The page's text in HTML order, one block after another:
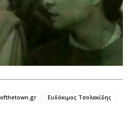
Ευδόκιμος Τσολακίδης